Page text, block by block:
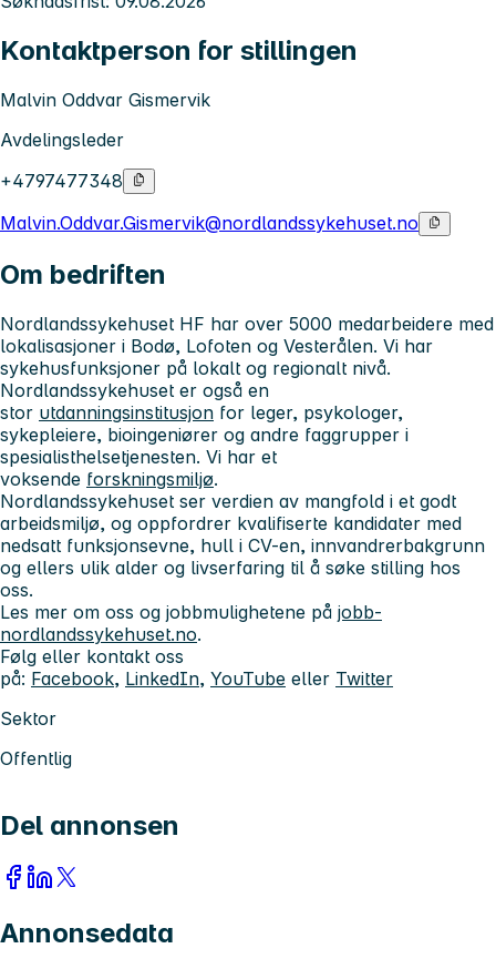
Kontaktperson for stillingen
Malvin Oddvar Gismervik
Avdelingsleder
+4797477348
Malvin.Oddvar.Gismervik@nordlandssykehuset.no
Om bedriften
Nordlandssykehuset HF har over 5000 medarbeidere med
lokalisasjoner i Bodø, Lofoten og Vesterålen. Vi har
sykehusfunksjoner på lokalt og regionalt nivå.
Nordlandssykehuset er også en
stor utdanningsinstitusjon for leger, psykologer,
sykepleiere, bioingeniører og andre faggrupper i
spesialisthelsetjenesten. Vi har et
voksende forskningsmiljø.
Nordlandssykehuset ser verdien av mangfold i et godt
arbeidsmiljø, og oppfordrer kvalifiserte kandidater med
nedsatt funksjonsevne, hull i CV-en, innvandrerbakgrunn
og ellers ulik alder og livserfaring til å søke stilling hos
oss.
Les mer om oss og jobbmulighetene på jobb-
nordlandssykehuset.no.
Følg eller kontakt oss
på: Facebook, LinkedIn, YouTube eller Twitter
Sektor
Offentlig
Del annonsen
Annonsedata